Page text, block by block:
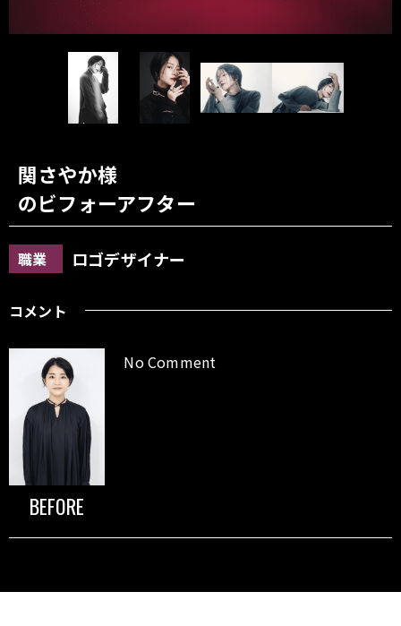
関さやか様
のビフォーアフター
職業 ロゴデザイナー
コメント
BEFORE
No Comment